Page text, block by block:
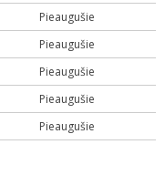
Pieaugušie
Pieaugušie
Pieaugušie
Pieaugušie
Pieaugušie